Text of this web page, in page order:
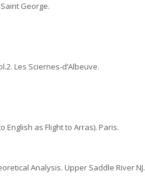
George.
Les Sciernes-d’Albeuve.
English as Flight to Arras). Paris.
Analysis. Upper Saddle River NJ.